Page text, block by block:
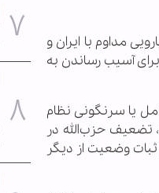
مداوم با ایران و
آسیب رساندن به
یا سرنگونی نظام
تضعیف حزب‌الله در
وضعیت از دیگر